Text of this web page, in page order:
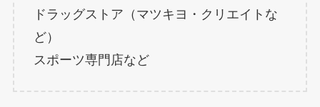
ドラッグストア（マツキヨ・クリエイトな
ど）
スポーツ専門店など